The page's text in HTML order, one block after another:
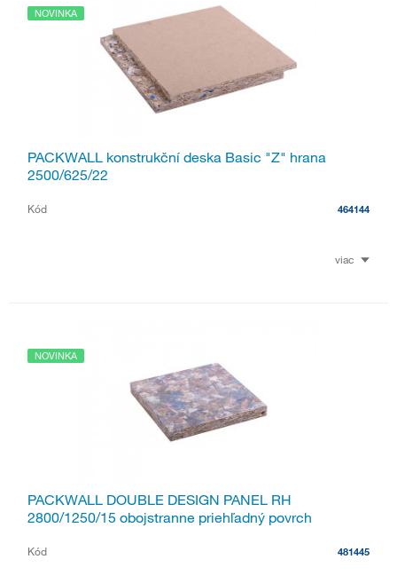
NOVINKA
PACKWALL konstrukční deska Basic "Z" hrana
2500/625/22
Kód 464144
viac
NOVINKA
PACKWALL DOUBLE DESIGN PANEL RH
2800/1250/15 obojstranne priehľadný povrch
Kód 481445